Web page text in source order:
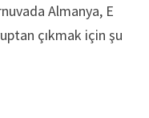
Almanya, E
çıkmak için şu